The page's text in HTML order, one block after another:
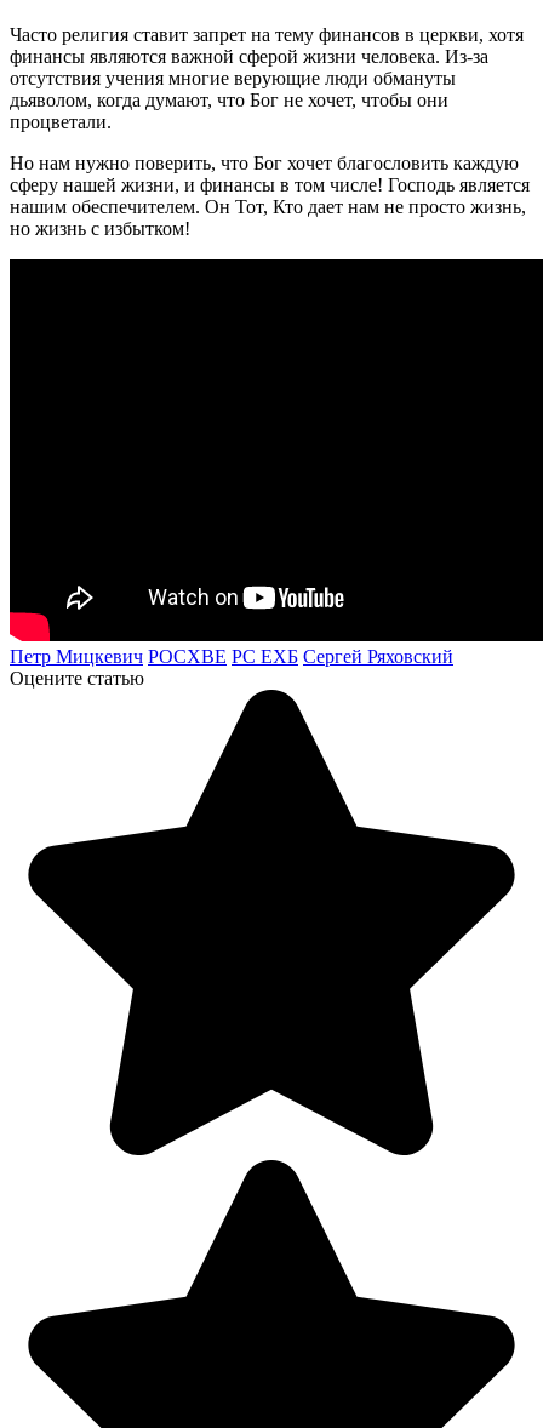
Часто религия ставит запрет на тему финансов в церкви, хотя
финансы являются важной сферой жизни человека. Из-за
отсутствия учения многие верующие люди обмануты
дьяволом, когда думают, что Бог не хочет, чтобы они
процветали.
Но нам нужно поверить, что Бог хочет благословить каждую
сферу нашей жизни, и финансы в том числе! Господь является
нашим обеспечителем. Он Тот, Кто дает нам не просто жизнь,
но жизнь с избытком!
Петр Мицкевич РОСХВЕ РС ЕХБ Сергей Ряховский
Оцените статью